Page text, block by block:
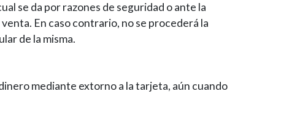
se da por razones de seguridad o ante la
En caso contrario, no se procederá la
de la misma.
mediante extorno a la tarjeta, aún cuando